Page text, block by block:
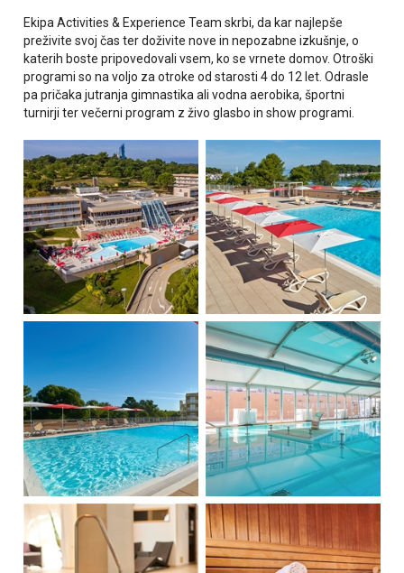
Ekipa Activities & Experience Team skrbi, da kar najlepše
preživite svoj čas ter doživite nove in nepozabne izkušnje, o
katerih boste pripovedovali vsem, ko se vrnete domov. Otroški
programi so na voljo za otroke od starosti 4 do 12 let. Odrasle
pa pričaka jutranja gimnastika ali vodna aerobika, športni
turnirji ter večerni program z živo glasbo in show programi.